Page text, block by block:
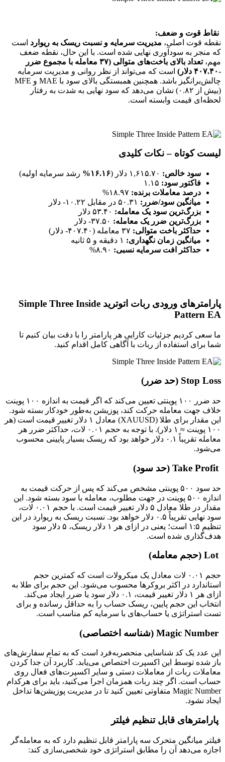
نقاط قوت و ضعف:
نقطه قوت اصلی، مدیریت سرمایه و نسبت ریسک به ریوارد است
که منجر به سودآوری نهایی شده است. با این حال، نقطه ضعف
مهم،
تعداد بالای باخت‌های متوالی (۳۷ معامله با مجموع ضرر
-۴۰۷.۴۰ دلار)
است که می‌تواند از نظر روانی و مدیریت سرمایه
چالش‌برانگیز باشد. همچنین همبستگی بالای سود با MAE و MFE
(بیش از ۰.۸۲) نشان می‌دهد که سود نهایی به شدت به رفتار
لحظه‌ای قیمت وابسته است.
لیست کوتاه – نکات کلیدی
سود خالص: ۱۶.۱۶%
رشد سرمایه اولیه)
فاکتور سود:
درصد معاملات برنده:
میانگین سود/ضرر:
بزرگ‌ترین سود یک معامله:
بزرگ‌ترین ضرر یک معامله:
حداکثر باخت متوالی:
میانگین زمان نگهداری:
حداکثر افت سرمایه نسبی:
پارامترهای ورودی ربات اتوترید Simple Three Inside
Pattern EA
ما سعی کردیم جزئیات کارایی هر پارامتر را با دقت بیان کنیم تا
شما برای استفاده از ربات با آگاهی کامل اقدام کنید.
Stop Loss (حد ضرر)
حد ضرر ۱۰۰ پوینتی تعیین می‌کند که اگر قیمت به اندازه ۱۰۰ پوینت
خلاف جهت معامله حرکت کند، پوزیشن به‌طور خودکار بسته شود.
این مقدار برای طلا (XAUUSD) معادل ۱ دلار تغییر قیمت است (هر
۱۰۰ پوینت ≈ ۱ دلار). با توجه به حجم ۰.۰۱ لات، حداکثر ضرر هر
معامله تقریباً ۰.۱ دلار خواهد بود که ریسک بسیار پایینی محسوب
می‌شود.
حد سود ۵۰۰ پوینتی مشخص می‌کند که پس از حرکت قیمت به
اندازه ۵۰۰ پوینت در جهت مطلوب، معامله با سود بسته شود. این
مقدار در طلا معادل ۵ دلار تغییر قیمت است. با حجم ۰.۰۱ لات،
سود نهایی تقریباً ۰.۵ دلار خواهد بود. نسبت ریسک به ریوارد در این
تنظیم ۱:۵ است؛ یعنی در ازای هر ۱ دلار ریسک، ۵ دلار سود
هدف‌گذاری شده است.
Lot (حجم معامله)
حجم ۰.۰۱ لات معادل یک میکرولات است که کمترین حجم
استاندارد در اکثر بروکرها محسوب می‌شود. این حجم برای طلا به
ازای هر ۱ دلار تغییر قیمت، ۰.۱ دلار سود یا ضرر ایجاد می‌کند.
انتخاب این حجم پایین، ریسک حساب را به حداقل رسانده و برای
تست استراتژی یا حساب‌های با سرمایه کم مناسب است.
این عدد یک کد شناسایی منحصربه‌فرد است که به تمام سفارش‌های
باز شده توسط این اکسپرت اختصاص می‌یابد. کاربرد آن جدا کردن
معاملات ربات از معاملات دستی و سایر اکسپرت‌های فعال روی
حساب است. اگر چند ربات همزمان اجرا می‌کنید، باید برای هرکدام
Magic Number متفاوتی تعیین کنید تا در مدیریت پوزیشن‌ها تداخل
ایجاد نشود.
پارامترهای قابل تنظیم فیلتر
فیلتر میانگین متحرک سه پارامتر قابل تنظیم دارد که به معامله‌گر
اجازه می‌دهد آن را مطابق استراتژی خود شخصی‌سازی کند: